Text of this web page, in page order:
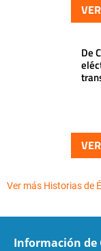
De
Ver más Historias de
Información de